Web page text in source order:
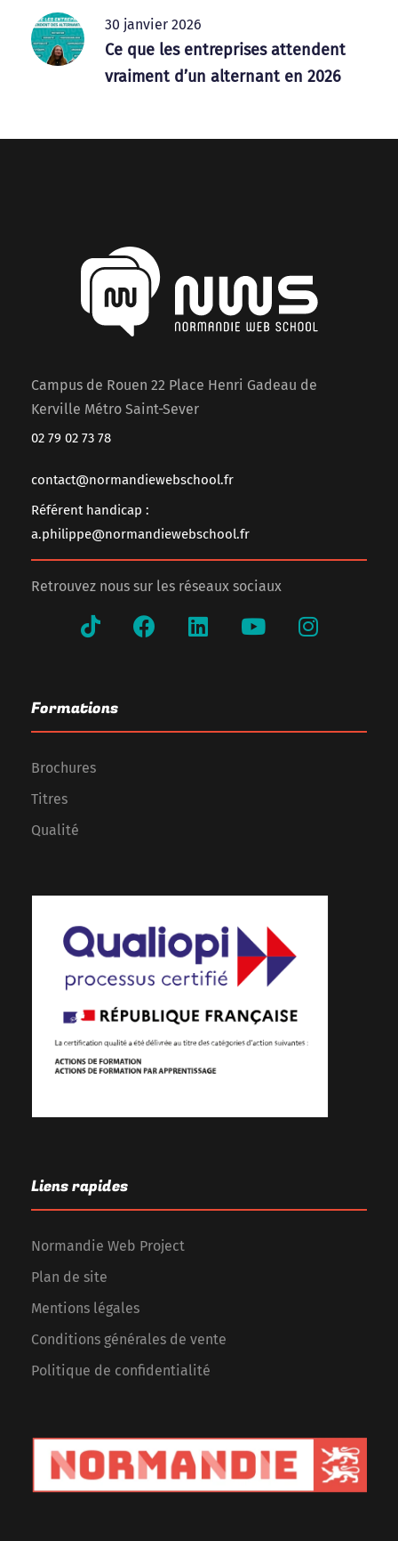
30 janvier 2026
Ce que les entreprises attendent
vraiment d’un alternant en 2026
Campus de Rouen 22 Place Henri Gadeau de
Kerville Métro Saint-Sever
02 79 02 73 78
contact@normandiewebschool.fr
Référent handicap :
a.philippe@normandiewebschool.fr
Retrouvez nous sur les réseaux sociaux
Formations
Brochures
Titres
Qualité
Liens rapides
Normandie Web Project
Plan de site
Mentions légales
Conditions générales de vente
Politique de confidentialité